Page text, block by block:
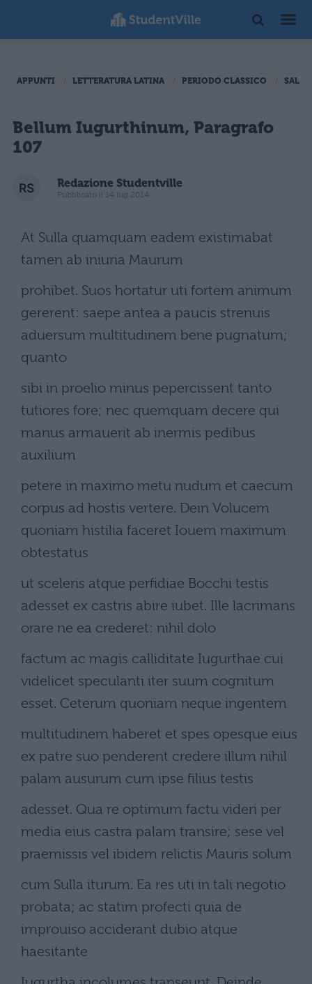
APPUNTI LETTERATURA LATINA PERIODO CLASSICO
Bellum Iugurthinum, Paragrafo
107
Redazione Studentville
Pubblicato il 14 lug 2014
At Sulla quamquam eadem existimabat
tamen ab iniuria Maurum
prohibet. Suos hortatur uti fortem animum
gererent: saepe antea a paucis strenuis
aduersum multitudinem bene pugnatum;
quanto
sibi in proelio minus pepercissent tanto
tutiores fore; nec quemquam decere qui
manus armauerit ab inermis pedibus
auxilium
petere in maximo metu nudum et caecum
corpus ad hostis vertere. Dein Volucem
quoniam histilia faceret Iouem maximum
obtestatus
ut sceleris atque perfidiae Bocchi testis
adesset ex castris abire iubet. Ille lacrimans
orare ne ea crederet: nihil dolo
factum ac magis calliditate Iugurthae cui
videlicet speculanti iter suum cognitum
esset. Ceterum quoniam neque ingentem
multitudinem haberet et spes opesque eius
ex patre suo penderent credere illum nihil
palam ausurum cum ipse filius testis
adesset. Qua re optimum factu videri per
media eius castra palam transire; sese vel
praemissis vel ibidem relictis Mauris solum
cum Sulla iturum. Ea res uti in tali negotio
probata; ac statim profecti quia de
improuiso acciderant dubio atque
haesitante